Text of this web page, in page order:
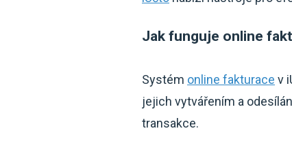
Jak funguje online
Systém online fakturace v
jejich vytvářením a
transakce.